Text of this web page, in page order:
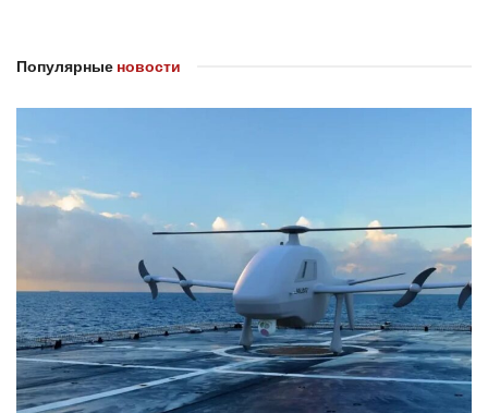
Популярные новости